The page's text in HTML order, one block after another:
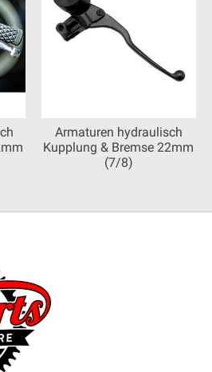
Armaturen hydraulisch
Kupplung & Bremse 22mm
(7/8)